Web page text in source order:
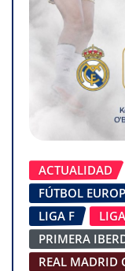
ACTUALIDAD
FÚTBOL
LIGA F
PRIMERA
REAL MADRID